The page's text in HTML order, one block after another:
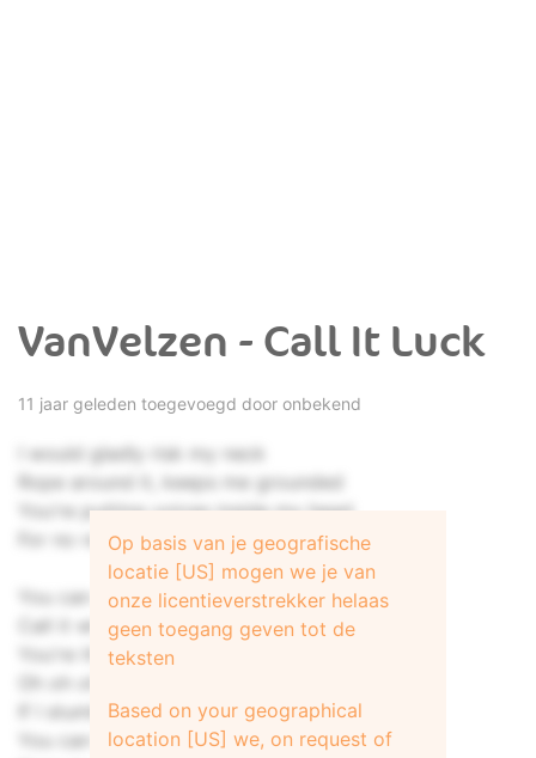
VanVelzen - Call It Luck
11 jaar geleden toegevoegd door onbekend
I would gladly risk my neck
Rope around it, keeps me grounded
You're putting voices inside my head
For no reason, I believe'em
You can call it luck, you can call it chance
Call it what you want, never understand
You're the reason I can't hide
If I stumble, into trouble
You can be my ball and chain
Op basis van je geografische
locatie [US] mogen we je van
onze licentieverstrekker helaas
geen toegang geven tot de
teksten
Based on your geographical
location [US] we, on request of